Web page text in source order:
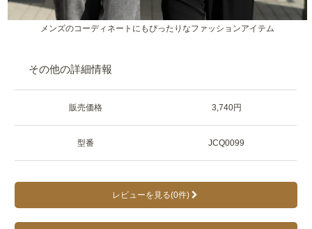
メンズのコーディネートにもぴったりなファッションアイテム
その他の詳細情報
販売価格 3,740円
型番 JCQ0099
レビューを見る(0件)